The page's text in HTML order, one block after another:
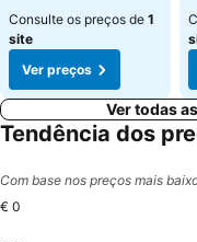
Consulte os preços de 1
site
Ver preços
Ver todas
Tendência dos
Com base nos preços mais
€ 0